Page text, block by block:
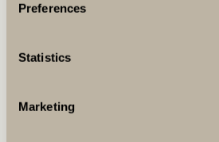
Preferences
Statistics
Marketing
BOKA GUIDAD TUR I VINERIET